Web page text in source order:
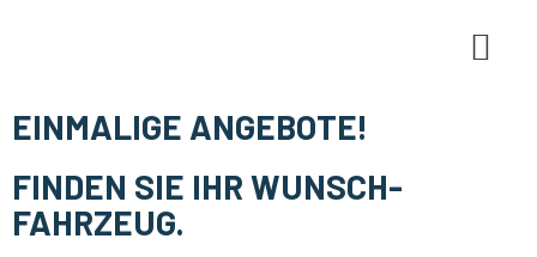
EINMALIGE ANGEBOTE!
FINDEN SIE IHR WUNSCH-
FAHRZEUG.